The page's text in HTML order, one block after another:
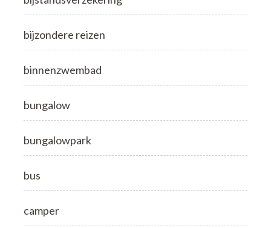
bijzondere reizen
binnenzwembad
bungalow
bungalowpark
bus
camper